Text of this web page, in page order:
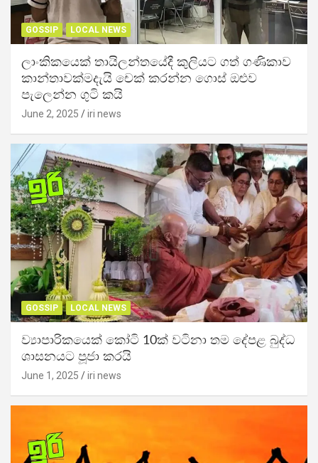
GOSSIP LOCAL NEWS
ලාංකිකයෙක් තායිලන්තයේදී කුලියට ගත් ගණිකාව
කාන්තාවක්මදැයි චෙක් කරන්න ගොස් ඔළුව
පැලෙන්න ගුටි කයි
June 2, 2025 iri news
GOSSIP LOCAL NEWS
ව්‍යාපාරිකයෙක් කෝටි 10ක් වටිනා තම දේපළ බුද්ධ
ශාසනයට පූජා කරයි
June 1, 2025 iri news